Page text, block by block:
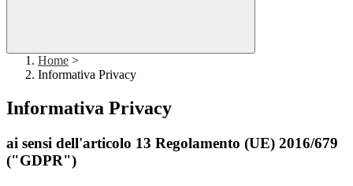
Home >
Informativa Privacy
Informativa Privacy
ai sensi dell'articolo 13 Regolamento (UE) 2016/679
("GDPR")